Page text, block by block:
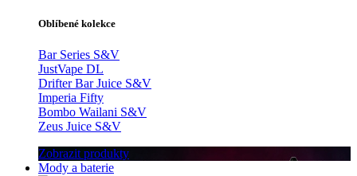
Oblíbené kolekce
Bar Series S&V
JustVape DL
Drifter Bar Juice S&V
Imperia Fifty
Bombo Wailani S&V
Zeus Juice S&V
Zobrazit produkty
Mody a baterie